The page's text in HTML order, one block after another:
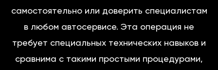
самостоятельно или доверить специалистам
в любом автосервисе. Эта операция не
требует специальных технических навыков и
сравнима с такими простыми процедурами,